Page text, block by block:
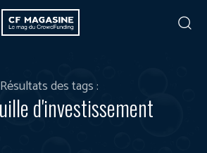
Résultats des tags :
d'investissement